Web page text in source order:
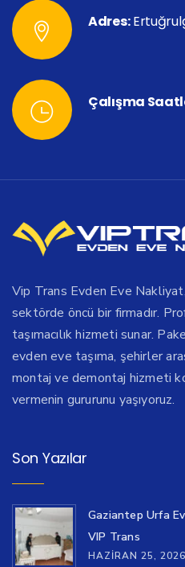
Adres:
Çalışma
Vip Trans Evden Eve
sektörde öncü bir firmadır.
taşımacılık hizmeti sunar.
evden eve taşıma, şehirler
montaj ve demontaj hizmeti
vermenin gururunu yaşıyoruz.
Son Yazılar
Gaziantep Urfa
VIP Trans
HAZIRAN 25, 2026